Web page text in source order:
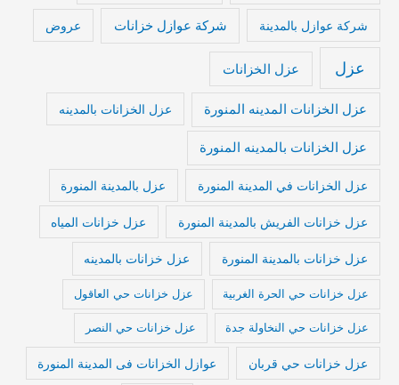
شركة عوازل بالمدينة شركة عوازل خزانات عروض
عزل عزل الخزانات
عزل الخزانات المدينه المنورة عزل الخزانات بالمدينه
عزل الخزانات بالمدينه المنورة
عزل الخزانات في المدينة المنورة عزل بالمدينة المنورة
عزل خزانات الفريش بالمدينة المنورة عزل خزانات المياه
عزل خزانات بالمدينة المنورة عزل خزانات بالمدينه
عزل خزانات حي الحرة الغربية عزل خزانات حي العاقول
عزل خزانات حي النخاولة جدة عزل خزانات حي النصر
عزل خزانات حي قربان عوازل الخزانات فى المدينة المنورة